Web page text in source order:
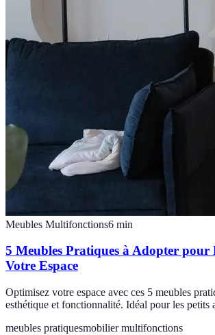
Meubles Multifonctions6 min
5 Meubles Pratiques à Adopter pour
Votre Espace
Optimisez votre espace avec ces 5 meubles
esthétique et fonctionnalité. Idéal pour les petits
meubles pratiquesmobilier multifonctions